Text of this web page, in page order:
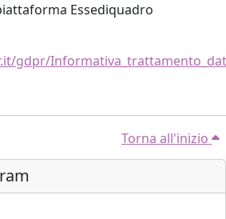
Essediquadro
gdpr/
Torna all'inizio